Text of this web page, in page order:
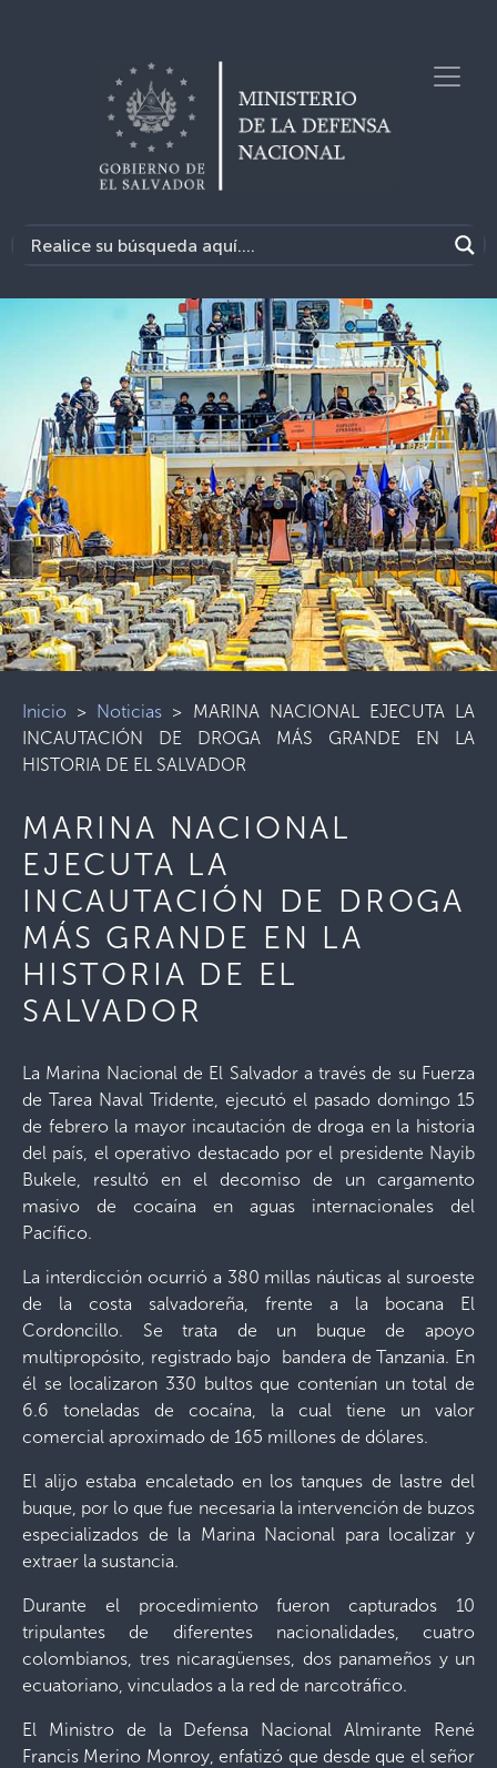
Inicio > Noticias > MARINA NACIONAL EJECUTA LA
INCAUTACIÓN DE DROGA MÁS GRANDE EN LA
HISTORIA DE EL SALVADOR
MARINA NACIONAL
EJECUTA LA
INCAUTACIÓN DE DROGA
MÁS GRANDE EN LA
HISTORIA DE EL
SALVADOR
La Marina Nacional de El Salvador a través de su Fuerza
de Tarea Naval Tridente, ejecutó el pasado domingo 15
de febrero la mayor incautación de droga en la historia
del país, el operativo destacado por el presidente Nayib
Bukele, resultó en el decomiso de un cargamento
masivo de cocaína en aguas internacionales del
Pacífico.
La interdicción ocurrió a 380 millas náuticas al suroeste
de la costa salvadoreña, frente a la bocana El
Cordoncillo. Se trata de un buque de apoyo
multipropósito, registrado bajo bandera de Tanzania. En
él se localizaron 330 bultos que contenían un total de
6.6 toneladas de cocaína, la cual tiene un valor
comercial aproximado de 165 millones de dólares.
El alijo estaba encaletado en los tanques de lastre del
buque, por lo que fue necesaria la intervención de buzos
especializados de la Marina Nacional para localizar y
extraer la sustancia.
Durante el procedimiento fueron capturados 10
tripulantes de diferentes nacionalidades, cuatro
colombianos, tres nicaragüenses, dos panameños y un
ecuatoriano, vinculados a la red de narcotráfico.
El Ministro de la Defensa Nacional Almirante René
Francis Merino Monroy, enfatizó que desde que el señor